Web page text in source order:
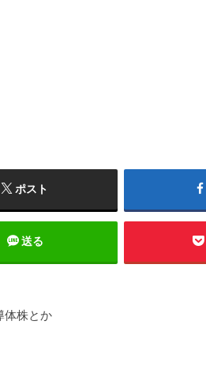
ポスト
送る
体株とか